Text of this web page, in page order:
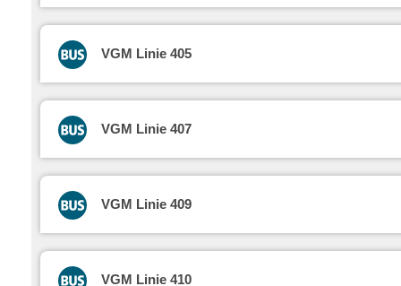
VGM Linie 405
VGM Linie 407
VGM Linie 409
VGM Linie 410